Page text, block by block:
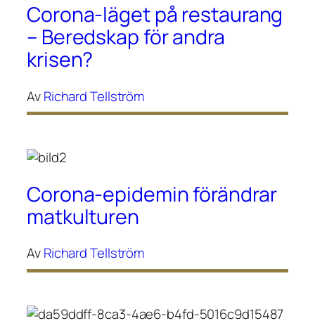
Corona-läget på restaurang
– Beredskap för andra
krisen?
AvRichard Tellström
Corona-epidemin förändrar
matkulturen
AvRichard Tellström